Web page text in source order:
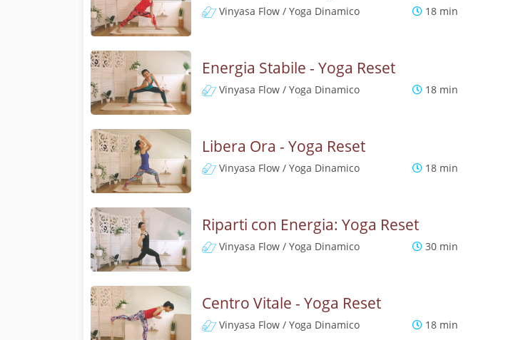
Vinyasa Flow / Yoga Dinamico 18 min
Energia Stabile - Yoga Reset
Vinyasa Flow / Yoga Dinamico 18 min
Libera Ora - Yoga Reset
Vinyasa Flow / Yoga Dinamico 18 min
Riparti con Energia: Yoga Reset
Vinyasa Flow / Yoga Dinamico 30 min
Centro Vitale - Yoga Reset
Vinyasa Flow / Yoga Dinamico 18 min